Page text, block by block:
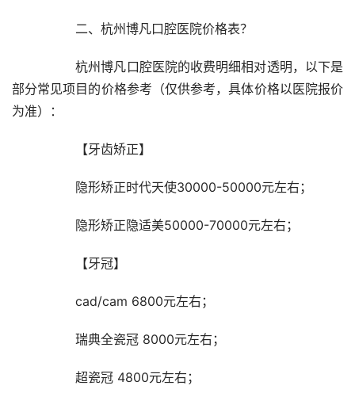
		二、杭州博凡口腔医院价格表？
		杭州博凡口腔医院的收费明细相对透明，以下是
部分常见项目的价格参考（仅供参考，具体价格以医院报价
为准）：
		【牙齿矫正】
		隐形矫正时代天使30000-50000元左右；
		隐形矫正隐适美50000-70000元左右；
		【牙冠】
		cad/cam 6800元左右；
		瑞典全瓷冠 8000元左右；
		超瓷冠 4800元左右；